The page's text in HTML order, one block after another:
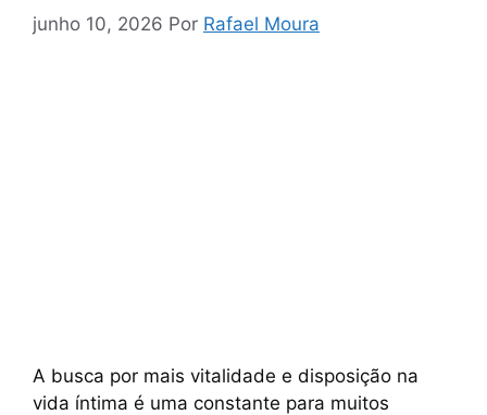
junho 10, 2026 Por Rafael Moura
A busca por mais vitalidade e disposição na
vida íntima é uma constante para muitos